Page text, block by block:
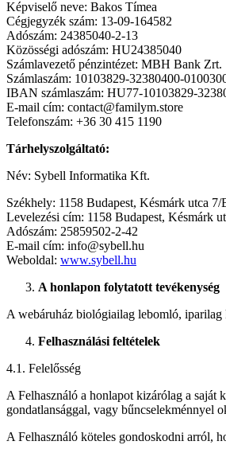
Képviselő neve: Bakos Tímea
Cégjegyzék szám: 13-09-164582
Adószám: 24385040-2-13
Közösségi adószám: HU24385040
Számlavezető pénzintézet: MBH Bank Zrt.
Számlaszám: 10103829-32380400-
IBAN számlaszám: HU77-10103829-
E-mail cím: contact@familym.store
Telefonszám: +36 30 415 1190
Tárhelyszolgáltató:
Név: Sybell Informatika Kft.
Székhely: 1158 Budapest, Késmárk utca
Levelezési cím: 1158 Budapest, Késmárk
Adószám: 25859502-2-42
E-mail cím: info@sybell.hu
Weboldal: www.sybell.hu
A honlapon folytatott tevékenység
A webáruház biológiailag lebomló, iparilag
Felhasználási feltételek
4.1. Felelősség
A Felhasználó a honlapot kizárólag a saját
gondatlansággal, vagy bűncselekménnyel
A Felhasználó köteles gondoskodni arról,